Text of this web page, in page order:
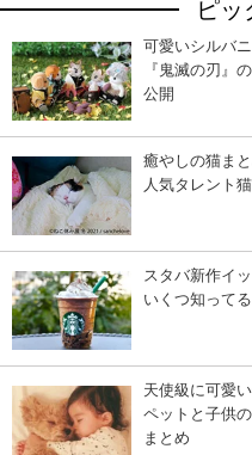
ピッ
可愛いシルバ
『鬼滅の刃』
公開
癒やしの猫ま
人気タレント
スタバ新作イ
いくつ知って
天使級に可愛
ペットと子供
まとめ